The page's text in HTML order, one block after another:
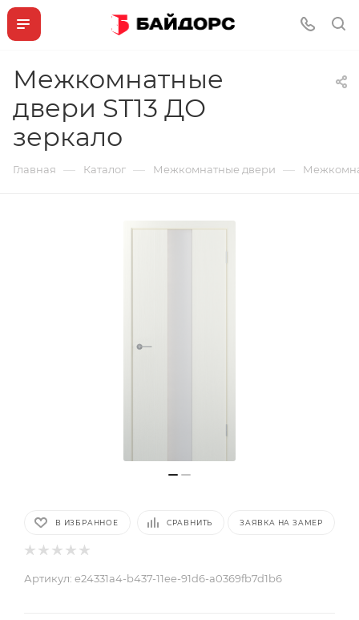
Межкомнатные
двери ST13 ДО
зеркало
Главная — Каталог — Межкомнатные двери —
В ИЗБРАННОЕ СРАВНИТЬ ЗАЯВКА НА ЗАМЕР
Артикул: e24331a4-b437-11ee-91d6-a0369fb7d1b6